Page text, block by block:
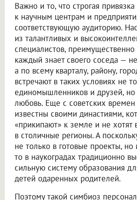
Важно и то, что строгая привязка
к научным центрам и
соответствующую аудиторию.
из талантливых и
специалистов,
каждый знает своего соседа —
а по всему кварталу, району,
встречают в таких условиях не
единомышленников и друзей,
любовь. Еще с советских времен
известны своими династиями,
«прикипают» к земле и не хотят
в столичные регионы. А
не только в готовые проекты, но
то в наукоградах традиционно
сильную систему образования
детей одаренных родителей.
Поэтому такой симбиоз